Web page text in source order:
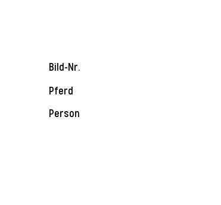
Bild-Nr.
Pferd
Person